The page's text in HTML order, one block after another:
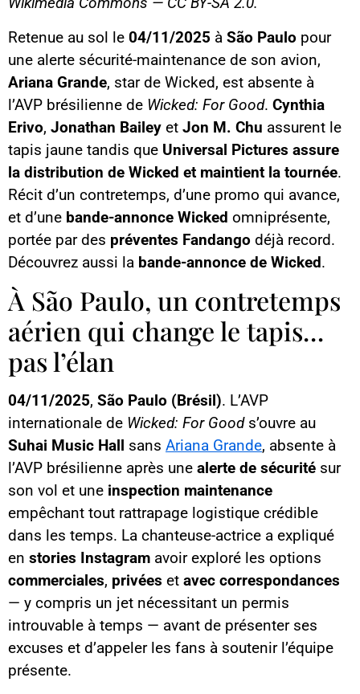
Retenue au sol le 04/11/2025 à São Paulo pour
une alerte sécurité-maintenance de son avion,
Ariana Grande, star de Wicked, est absente à
l’AVP brésilienne de Wicked: For Good. Cynthia
Erivo, Jonathan Bailey et Jon M. Chu assurent le
tapis jaune tandis que Universal Pictures assure
la distribution de Wicked et maintient la tournée.
Récit d’un contretemps, d’une promo qui avance,
et d’une bande-annonce Wicked omniprésente,
portée par des préventes Fandango déjà record.
Découvrez aussi la bande-annonce de Wicked.
À São Paulo, un contretemps
aérien qui change le tapis…
pas l’élan
04/11/2025, São Paulo (Brésil). L’AVP
internationale de Wicked: For Goods’ouvre au
Suhai Music Hall sans Ariana Grande, absente à
l’AVP brésilienne après une alerte de sécurité sur
son vol et une inspection maintenance
empêchant tout rattrapage logistique crédible
dans les temps. La chanteuse-actrice a expliqué
en stories Instagram avoir exploré les options
commerciales, privées et avec correspondances
— y compris un jet nécessitant un permis
introuvable à temps — avant de présenter ses
excuses et d’appeler les fans à soutenir l’équipe
présente.